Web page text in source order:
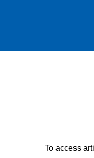
To access